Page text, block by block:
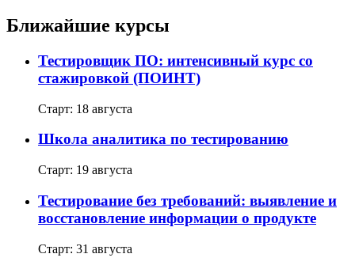
Ближайшие курсы
Тестировщик ПО: интенсивный курс со
стажировкой (ПОИНТ)
Старт: 18 августа
Школа аналитика по тестированию
Старт: 19 августа
Тестирование без требований: выявление и
восстановление информации о продукте
Старт: 31 августа